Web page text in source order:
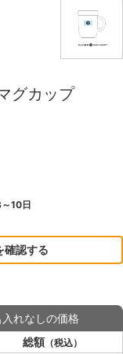
グカップ
10日
確認する
入れなしの価格
総額 （税込）